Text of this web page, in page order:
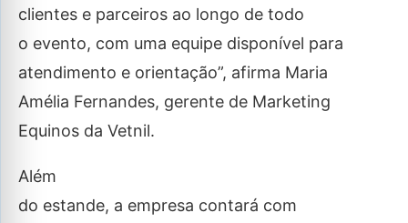
clientes e parceiros ao longo de todo
o evento, com uma equipe disponível para
atendimento e orientação”, afirma Maria
Amélia Fernandes, gerente de Marketing
Equinos da Vetnil.
Além
do estande, a empresa contará com